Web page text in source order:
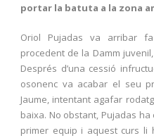
portar la batuta a la zona
Oriol Pujadas va arribar
procedent de la Damm
Després d’una cessió
osonenc va acabar el seu
Jaume, intentant agafar
baixa. No obstant, Pujadas
primer equip i aquest curs li